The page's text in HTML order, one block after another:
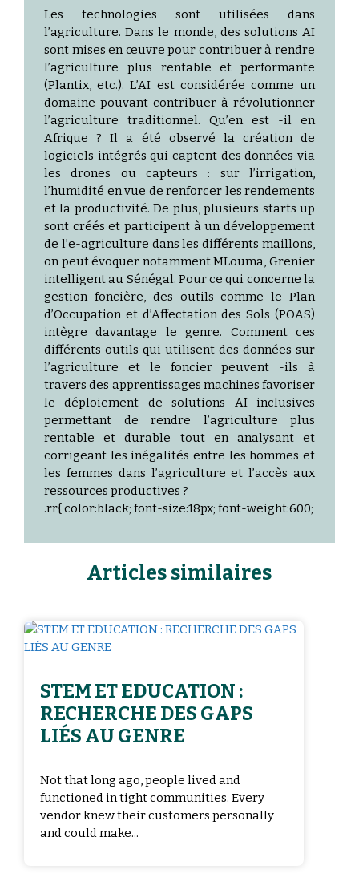
Les technologies sont utilisées dans
l’agriculture. Dans le monde, des solutions AI
sont mises en œuvre pour contribuer à rendre
l’agriculture plus rentable et performante
(Plantix, etc.). L’AI est considérée comme un
domaine pouvant contribuer à révolutionner
l’agriculture traditionnel. Qu’en est -il en
Afrique ? Il a été observé la création de
logiciels intégrés qui captent des données via
les drones ou capteurs : sur l’irrigation,
l’humidité en vue de renforcer les rendements
et la productivité. De plus, plusieurs starts up
sont créés et participent à un développement
de l’e-agriculture dans les différents maillons,
on peut évoquer notamment MLouma, Grenier
intelligent au Sénégal. Pour ce qui concerne la
gestion foncière, des outils comme le Plan
d’Occupation et d’Affectation des Sols (POAS)
intègre davantage le genre. Comment ces
différents outils qui utilisent des données sur
l’agriculture et le foncier peuvent -ils à
travers des apprentissages machines favoriser
le déploiement de solutions AI inclusives
permettant de rendre l’agriculture plus
rentable et durable tout en analysant et
corrigeant les inégalités entre les hommes et
les femmes dans l’agriculture et l’accès aux
ressources productives ?
.rr{ color:black; font-size:18px; font-weight:600;
Articles similaires
STEM ET EDUCATION :
RECHERCHE DES GAPS
LIÉS AU GENRE
Not that long ago, people lived and
functioned in tight communities. Every
vendor knew their customers personally
and could make...